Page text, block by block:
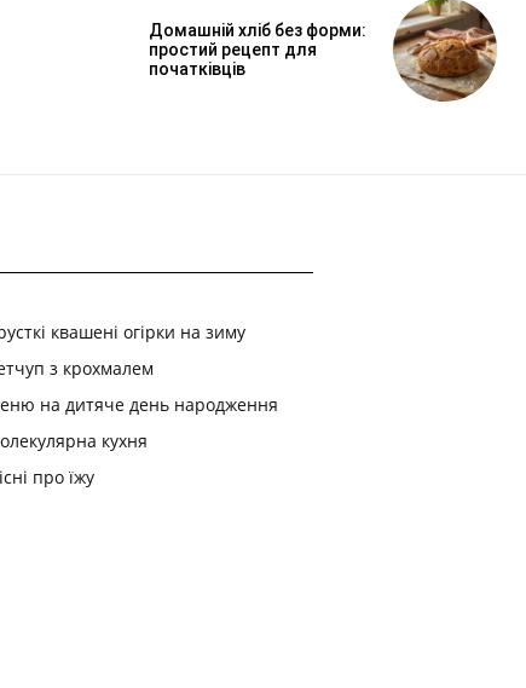
Домашній хліб без форми:
простий рецепт для
початківців
квашені огірки на зиму
з крохмалем
на дитяче день народження
кухня
про їжу